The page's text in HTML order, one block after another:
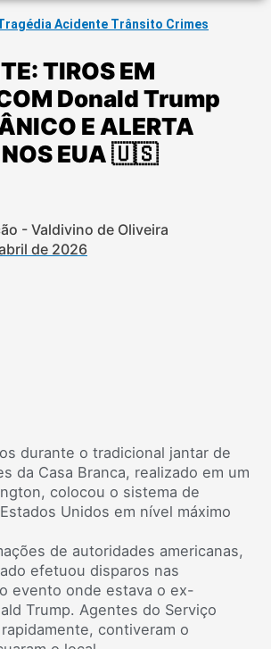
Acidente Trânsito Crimes
TIROS EM
Donald Trump
E ALERTA
EUA 🇺🇸
- Valdivino de Oliveira
de 2026
durante o tradicional jantar de
da Casa Branca, realizado em um
colocou o sistema de
Unidos em nível máximo
de autoridades americanas,
efetuou disparos nas
evento onde estava o ex-
Trump. Agentes do Serviço
contiveram o